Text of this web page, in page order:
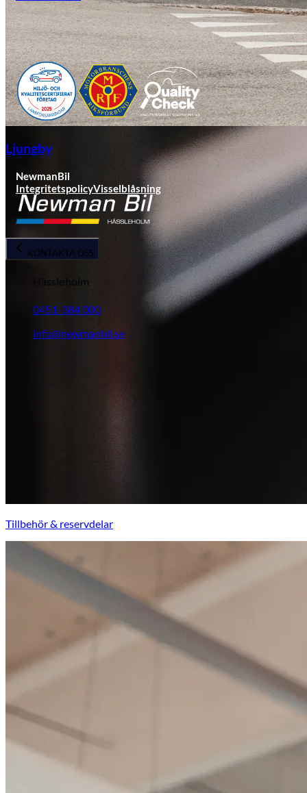
Tillbehör & reservdelar
Ljungby
NewmanBil
IntegritetspolicyVisselblåsning
KONTAKTA OSS
Hässleholm
0451-384 000
info@newmanbil.se